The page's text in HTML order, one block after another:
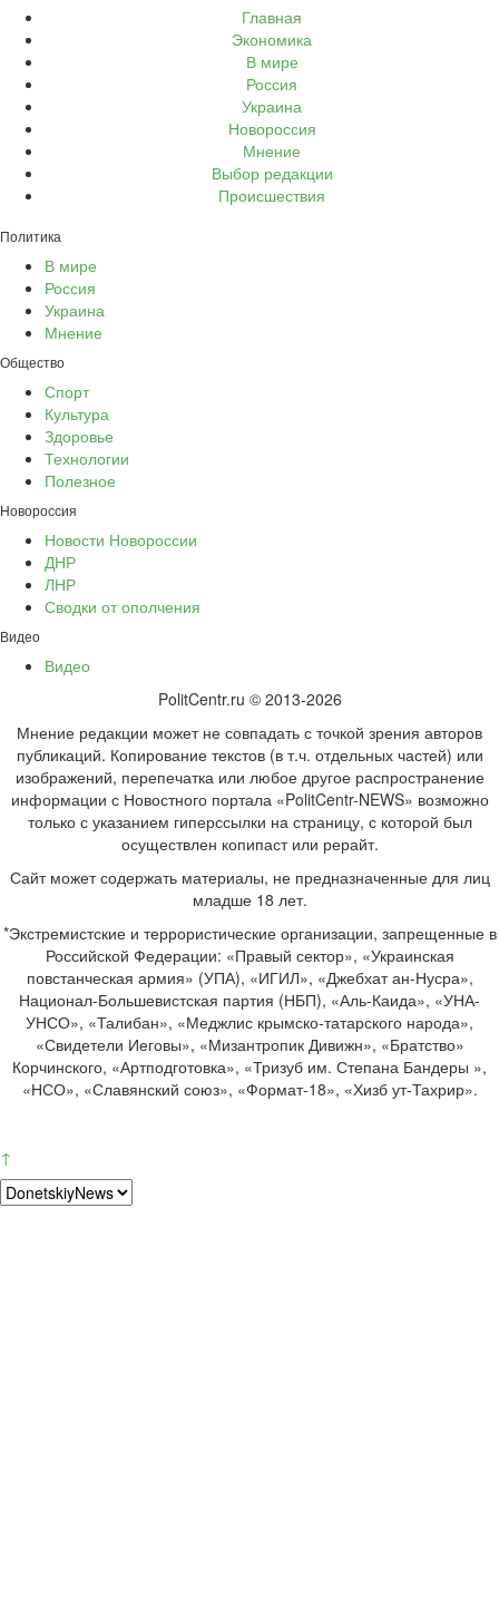
Главная
Экономика
В мире
Россия
Украина
Новороссия
Мнение
Выбор редакции
Происшествия
Политика
В мире
Россия
Украина
Мнение
Общество
Спорт
Культура
Здоровье
Технологии
Полезное
Новороссия
Новости Новороссии
ДНР
ЛНР
Сводки от ополчения
Видео
Видео
PolitCentr.ru © 2013-2026
Мнение редакции может не совпадать с точкой зрения авторов
публикаций. Копирование текстов (в т.ч. отдельных частей) или
изображений, перепечатка или любое другое распространение
информации с Новостного портала «PolitCentr-NEWS» возможно
только с указанием гиперссылки на страницу, с которой был
осуществлен копипаст или рерайт.
Сайт может содержать материалы, не предназначенные для лиц
младше 18 лет.
*Экстремистские и террористические организации, запрещенные в
Российской Федерации: «Правый сектор», «Украинская
повстанческая армия» (УПА), «ИГИЛ», «Джебхат ан-Нусра»,
Национал-Большевистская партия (НБП), «Аль-Каида», «УНА-
УНСО», «Талибан», «Меджлис крымско-татарского народа»,
«Свидетели Иеговы», «Мизантропик Дивижн», «Братство»
Корчинского, «Артподготовка», «Тризуб им. Степана Бандеры »,
«НСО», «Славянский союз», «Формат-18», «Хизб ут-Тахрир».
↑